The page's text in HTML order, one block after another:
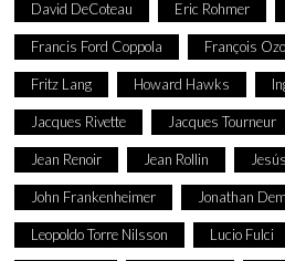
David DeCoteau Eric Rohmer
Francis Ford Coppola François
Fritz Lang Howard Hawks
Jacques Rivette Jacques Tourneur
Jean Renoir Jean Rollin
John Frankenheimer Jonathan
Leopoldo Torre Nilsson Lucio Fulci